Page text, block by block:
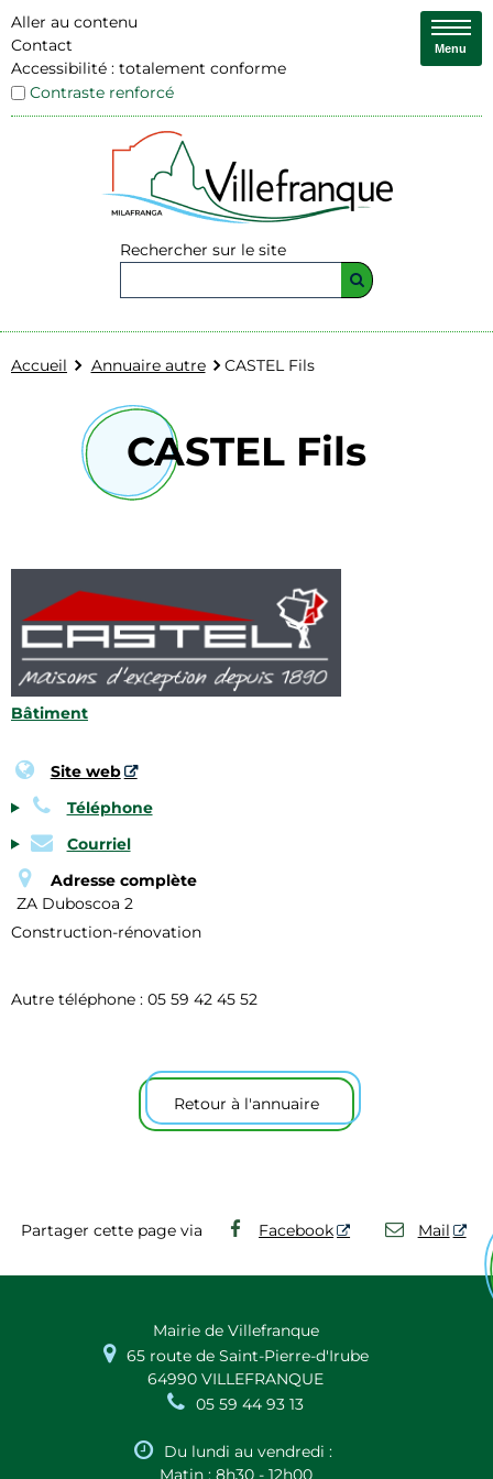
Aller au contenu
Contact
Accessibilité : totalement conforme
Contraste renforcé
Rechercher sur le site
Menu
Accueil Annuaire autre CASTEL Fils
CASTEL Fils
Bâtiment
Site web
Téléphone
Courriel
Adresse complète
ZA Duboscoa 2
Construction-rénovation
Autre téléphone : 05 59 42 45 52
Retour à l'annuaire
Partager cette page via Facebook Mail
Mairie de Villefranque
 65 route de Saint-Pierre-d'Irube
64990 VILLEFRANQUE
 05 59 44 93 13

Du lundi au vendredi :
Matin : 8h30 - 12h00